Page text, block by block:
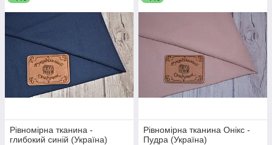
Рівномірна тканина -
глибокий синій (Україна)
Рівномірна тканина Онікс -
Пудра (Україна)